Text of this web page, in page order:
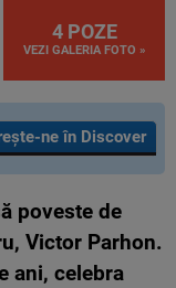
4 POZE
VEZI GALERIA FOTO »
ne în Discover
poveste de
Victor Parhon.
ani, celebra